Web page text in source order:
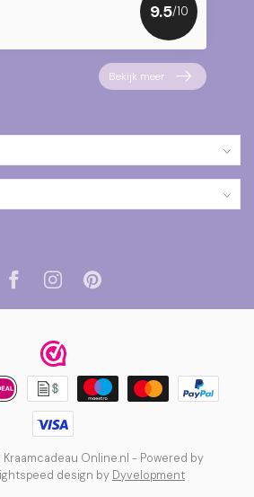
9.5/10
Bekijk meer
Online.nl - Powered by
design by Dyvelopment